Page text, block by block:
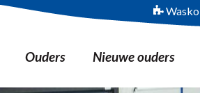
Wasko
Ouders Nieuwe ouders